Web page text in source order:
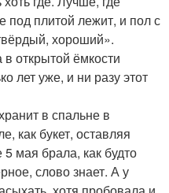
плитой лежит, и пол с
хороший».
открытой ёмкости
лет уже, и ни разу этот
в спальне в
как букет, оставляя
мая брала, как будто
слово знает. А у